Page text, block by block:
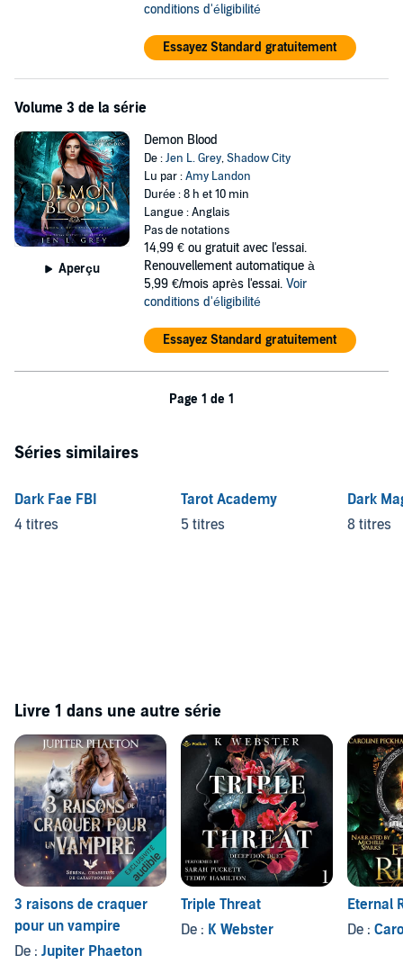
conditions d'éligibilité
Essayez Standard gratuitement
Volume 3 de la série
Aperçu
Demon Blood
De :Jen L. Grey,Shadow City
Lu par :Amy Landon
Durée : 8 h et 10 min
Langue : Anglais
Pas de notations
14,99 € ou gratuit avec l'essai.
Renouvellement automatique à
5,99 €/mois après l'essai. Voir
conditions d'éligibilité
Essayez Standard gratuitement
Page 1 de 1
Séries similaires
Dark Fae FBI
4 titres
Tarot Academy
5 titres
Dark
8 titres
Livre 1 dans une autre série
3 raisons de craquer
pour un vampire
De : Jupiter Phaeton
Triple Threat
De : K Webster
Eternal
De :